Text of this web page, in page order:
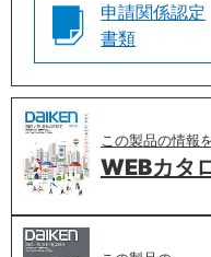
申請関係認定
書類
この製品の情報
WEBカタ